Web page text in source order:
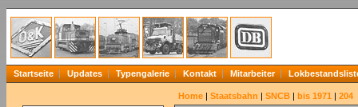
Startseite Updates Typengalerie Kontakt Mitarbeiter
Home | Staatsbahn | SNCB | bis 1971 | 204